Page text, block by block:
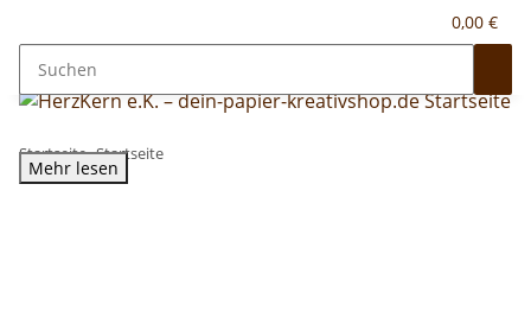
0,00 €
Startseite Startseite
Mehr lesen